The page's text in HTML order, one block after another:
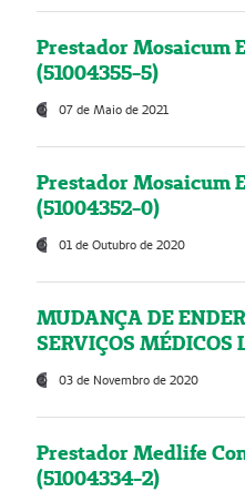
Prestador Mosaicum
(51004355-5)
07 de Maio de 2021
Prestador Mosaicum
(51004352-0)
01 de Outubro de 2020
MUDANÇA DE
SERVIÇOS
03 de Novembro de 2020
Prestador Medlife
(51004334-2)